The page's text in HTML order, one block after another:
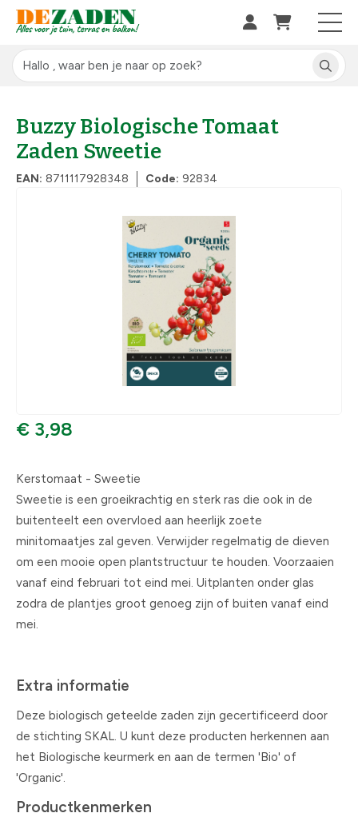
Buzzy Biologische Tomaat
Zaden Sweetie
EAN: 8711117928348 Code: 92834
€ 3,98
Kerstomaat - Sweetie
Sweetie is een groeikrachtig en sterk ras die ook in de
buitenteelt een overvloed aan heerlijk zoete
minitomaatjes zal geven. Verwijder regelmatig de dieven
om een mooie open plantstructuur te houden. Voorzaaien
vanaf eind februari tot eind mei. Uitplanten onder glas
zodra de plantjes groot genoeg zijn of buiten vanaf eind
mei.
Extra informatie
Deze biologisch geteelde zaden zijn gecertificeerd door
de stichting SKAL. U kunt deze producten herkennen aan
het Biologische keurmerk en aan de termen 'Bio' of
'Organic'.
Productkenmerken